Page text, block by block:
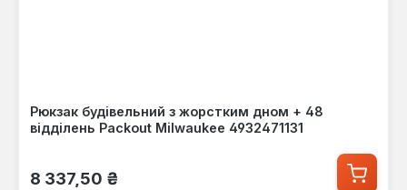
Рюкзак будівельний з жорстким дном + 48
відділень Packout Milwaukee 4932471131
Звичайна ціна:
8 337,50 ₴